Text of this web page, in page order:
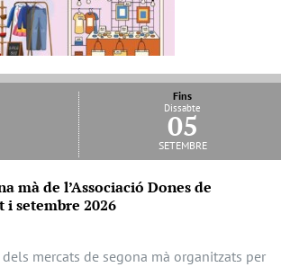
Fins
Dissabte
05
setembre
mà de l’Associació Dones de
i setembre 2026
mercats de segona mà organitzats per